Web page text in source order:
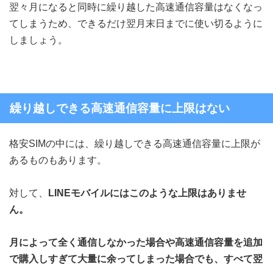
翌々月になると同時に繰り越した高速通信容量はなくなっ
てしまうため、できるだけ翌月末日までに使い切るように
しましょう。
繰り越しできる高速通信容量に上限はない
格安SIMの中には、繰り越しできる高速通信容量に上限が
あるものもあります。
対して、
LINEモバイルにはこのような上限はありませ
ん。
月によって全く通信しなかった場合や高速通信容量を追加
で購入しすぎて大量に余ってしまった場合でも、すべて翌